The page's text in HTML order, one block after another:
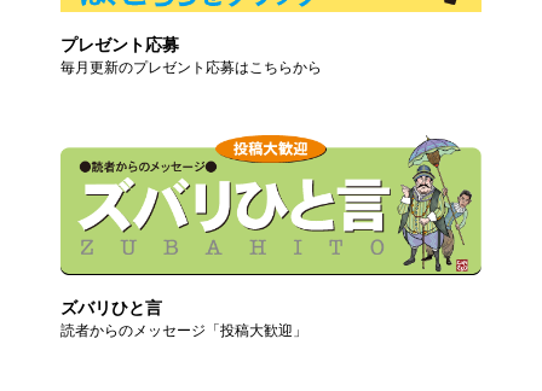
プレゼント応募
毎月更新のプレゼント応募はこちらから
ズバリひと言
読者からのメッセージ「投稿大歓迎」